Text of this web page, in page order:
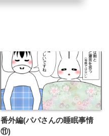
番外編(パパさんの睡眠事情
⑪)